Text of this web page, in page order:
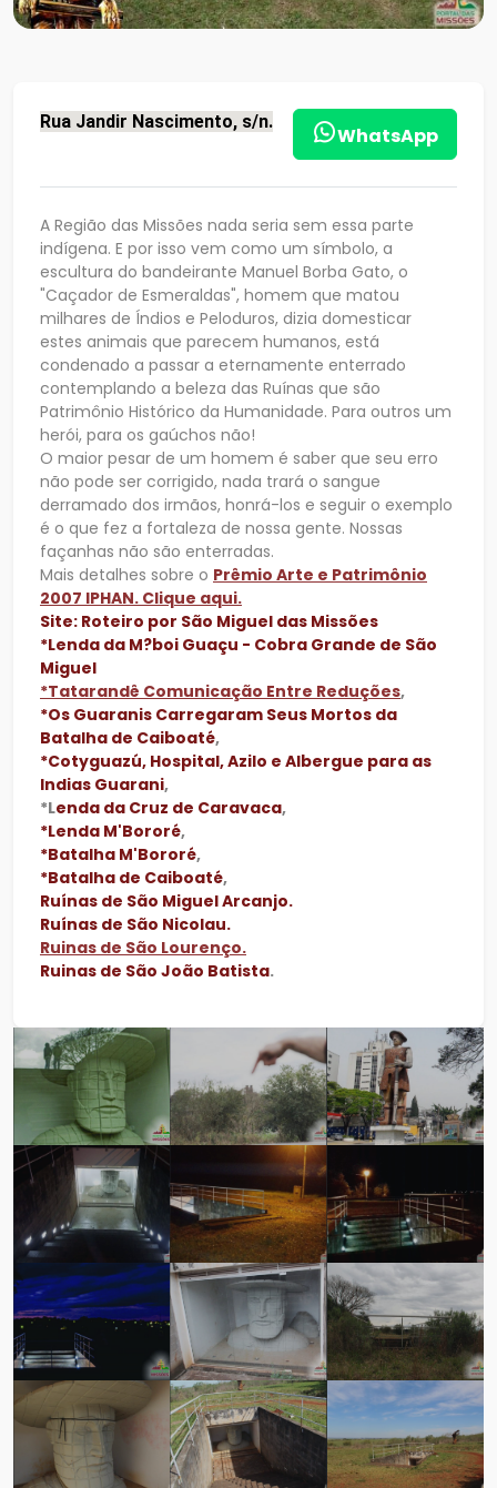
Rua Jandir Nascimento, s/n.
WhatsApp
A Região das Missões nada seria sem essa parte
indígena. E por isso vem como um símbolo, a
escultura do bandeirante Manuel Borba Gato, o
"Caçador de Esmeraldas", homem que matou
milhares de Índios e Peloduros, dizia domesticar
estes animais que parecem humanos, está
condenado a passar a eternamente enterrado
contemplando a beleza das Ruínas que são
Patrimônio Histórico da Humanidade. Para outros um
herói, para os gaúchos não!
O maior pesar de um homem é saber que seu erro
não pode ser corrigido, nada trará o sangue
derramado dos irmãos, honrá-los e seguir o exemplo
é o que fez a fortaleza de nossa gente. Nossas
façanhas não são enterradas.
Mais detalhes sobre o Prêmio Arte e Patrimônio
2007 IPHAN. Clique aqui.
Site: Roteiro por São Miguel das Missões
*Lenda da M?boi Guaçu - Cobra Grande de São
Miguel
*Tatarandê Comunicação Entre Reduções,
*Os Guaranis Carregaram Seus Mortos da
Batalha de Caiboaté,
*Cotyguazú, Hospital, Azilo e Albergue para as
Indias Guarani,
*Lenda da Cruz de Caravaca,
*Lenda M'Bororé,
*Batalha M'Bororé,
*Batalha de Caiboaté,
Ruínas de São Miguel Arcanjo.
Ruínas de São Nicolau.
Ruinas de São Lourenço.
Ruinas de São João Batista.